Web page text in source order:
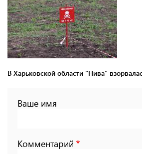
В Харьковской области "Нива"
Ваше имя
Комментарий